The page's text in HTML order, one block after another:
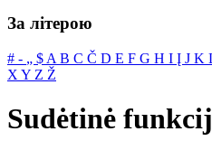
За літерою
# ‐ „ $ A B C Č D E F G H I Į J K
X Y Z Ž
Sudėtinė